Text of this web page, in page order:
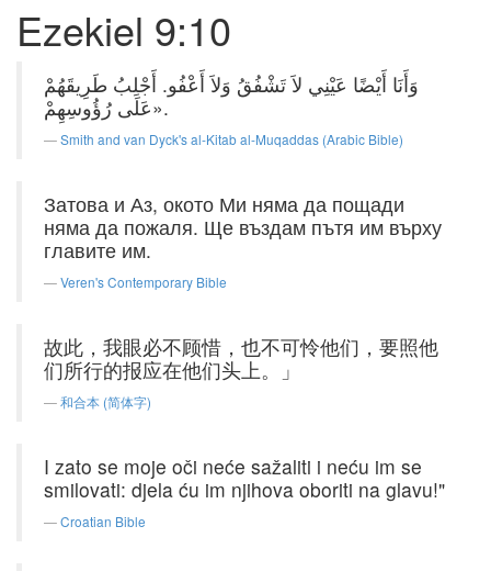
Ezekiel 9:10
وَأَنَا أَيْضًا عَيْنِي لاَ تَشْفُقُ وَلاَ أَعْفُو. أَجْلِبُ طَرِيقَهُمْ
عَلَى رُؤُوسِهِمْ».
Smith and van Dyck's al-Kitab al-Muqaddas (Arabic Bible)
Затова и Аз, окото Ми няма да пощади
няма да пожаля. Ще въздам пътя им върху
главите им.
Veren's Contemporary Bible
故此，我眼必不顾惜，也不可怜他们，要照他
们所行的报应在他们头上。」
和合本 (简体字)
I zato se moje oči neće sažaliti i neću im se
smilovati: djela ću im njihova oboriti na glavu!"
Croatian Bible